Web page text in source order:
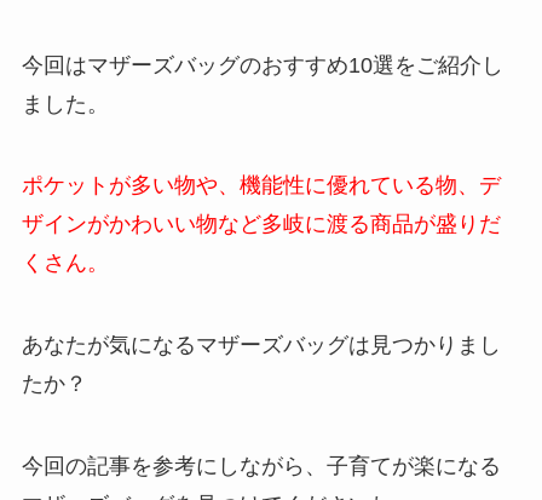
今回はマザーズバッグのおすすめ10選をご紹介し
ました。
ポケットが多い物や、機能性に優れている物、デ
ザインがかわいい物など多岐に渡る商品が盛りだ
くさん。
あなたが気になるマザーズバッグは見つかりまし
たか？
今回の記事を参考にしながら、子育てが楽になる